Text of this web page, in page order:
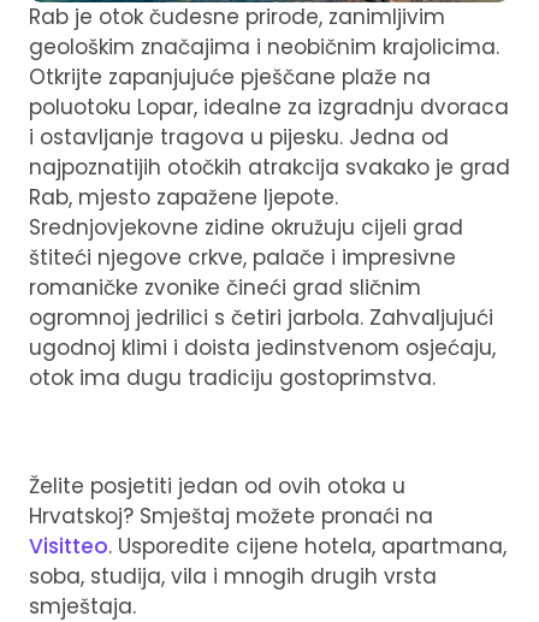
Rab je otok čudesne prirode, zanimljivim
geološkim značajima i neobičnim krajolicima.
Otkrijte zapanjujuće pješčane plaže na
poluotoku Lopar, idealne za izgradnju dvoraca
i ostavljanje tragova u pijesku. Jedna od
najpoznatijih otočkih atrakcija svakako je grad
Rab, mjesto zapažene ljepote.
Srednjovjekovne zidine okružuju cijeli grad
štiteći njegove crkve, palače i impresivne
romaničke zvonike čineći grad sličnim
ogromnoj jedrilici s četiri jarbola. Zahvaljujući
ugodnoj klimi i doista jedinstvenom osjećaju,
otok ima dugu tradiciju gostoprimstva.
Želite posjetiti jedan od ovih otoka u
Hrvatskoj? Smještaj možete pronaći na
Visitteo. Usporedite cijene hotela, apartmana,
soba, studija, vila i mnogih drugih vrsta
smještaja.